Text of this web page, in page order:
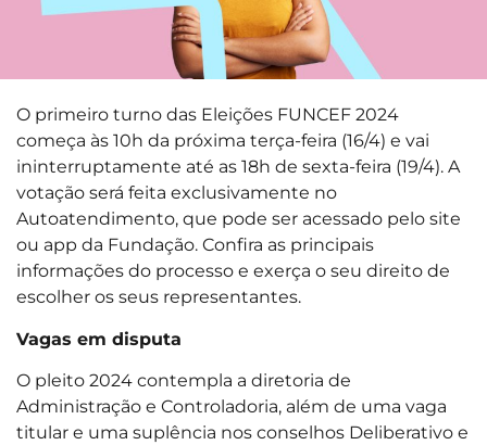
O primeiro turno das Eleições FUNCEF 2024
começa às 10h da próxima terça-feira (16/4) e vai
ininterruptamente até as 18h de sexta-feira (19/4). A
votação será feita exclusivamente no
Autoatendimento, que pode ser acessado pelo site
ou app da Fundação. Confira as principais
informações do processo e exerça o seu direito de
escolher os seus representantes.
Vagas em disputa
O pleito 2024 contempla a diretoria de
Administração e Controladoria, além de uma vaga
titular e uma suplência nos conselhos Deliberativo e